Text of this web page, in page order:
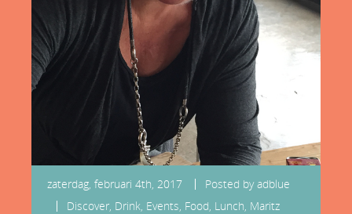
zaterdag, februari 4th, 2017 Posted byadblue
Discover, Drink, Events, Food, Lunch, Maritz